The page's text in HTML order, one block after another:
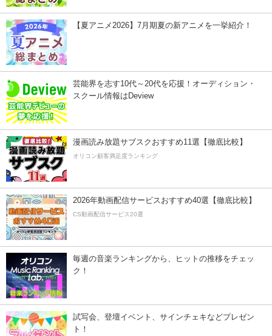
【夏アニメ2026】7月期夏の新アニメを一挙紹介！
芸能界を志す10代～20代を応援！オーディション・
スクール情報はDeview
漫画読み放題サブスクおすすめ11選【徹底比較】
オリコン顧客満足度ランキング
2026年動画配信サービスおすすめ40選【徹底比較】
CS動画配信サービス20選
毎週の音楽ランキングから、ヒットの推移をチェッ
ク！
試写会、登壇イベント、サインチェキなどプレゼン
ト！